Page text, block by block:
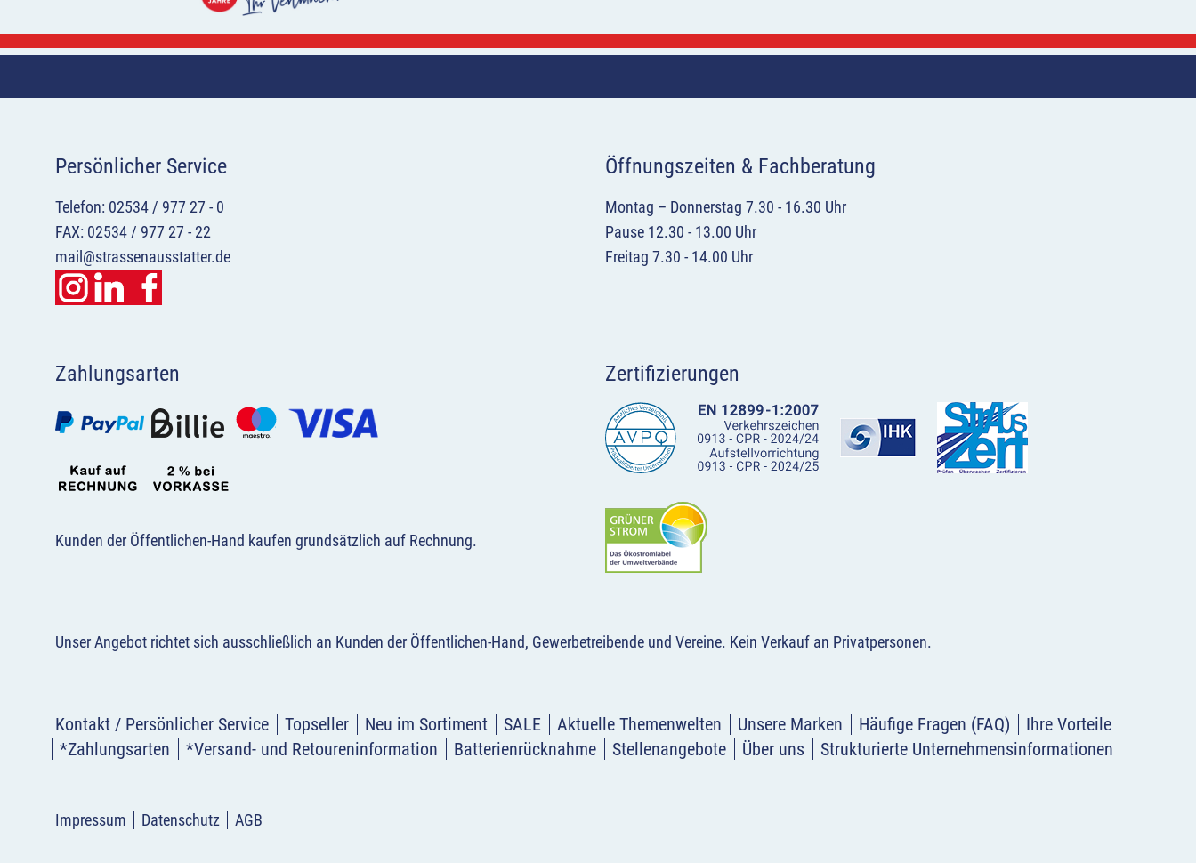
Persönlicher Service
Telefon: 02534 / 977 27 - 0
FAX: 02534 / 977 27 - 22
mail@strassenausstatter.de
Öffnungszeiten & Fachberatung
Montag – Donnerstag 7.30 - 16.30 Uhr
Pause 12.30 - 13.00 Uhr
Freitag 7.30 - 14.00 Uhr
Zahlungsarten
Kunden der Öffentlichen-Hand kaufen grundsätzlich auf Rechnung.
Zertifizierungen
Unser Angebot richtet sich ausschließlich an Kunden der Öffentlichen-Hand, Gewerbetreibende und Vereine. Kein Verkauf an Privatpersonen.
Kontakt / Persönlicher Service Topseller Neu im Sortiment SALE Aktuelle Themenwelten Unsere Marken Häufige Fragen (FAQ)
Ihre Vorteile
*Zahlungsarten
*Versand- und Retoureninformation Batterienrücknahme Stellenangebote Über uns Strukturierte Unternehmensinformationen
Impressum Datenschutz AGB